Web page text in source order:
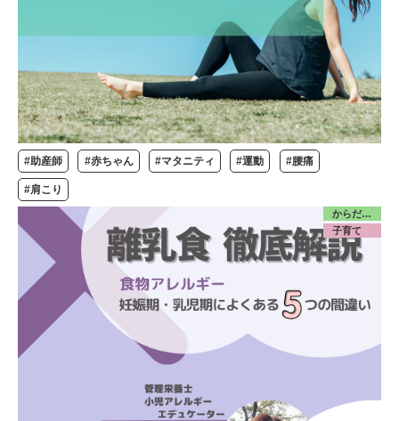
#助産師 #赤ちゃん #マタニティ #運動 #腰痛
#肩こり
からだ／食・栄養
子育て